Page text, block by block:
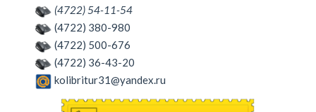
(4722) 54-11-54
(4722) 380-980
(4722) 500-676
(4722) 36-43-20
kolibritur31@yandex.ru